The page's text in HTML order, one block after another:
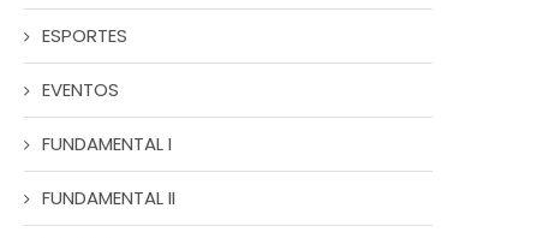
ESPORTES
EVENTOS
FUNDAMENTAL I
FUNDAMENTAL II